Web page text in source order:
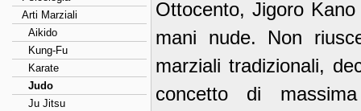
Ottocento, Jigoro
mani nude. Non
marziali tradizionali,
concetto di
Arti Marziali
Aikido
Kung-Fu
Karate
Judo
Ju Jitsu